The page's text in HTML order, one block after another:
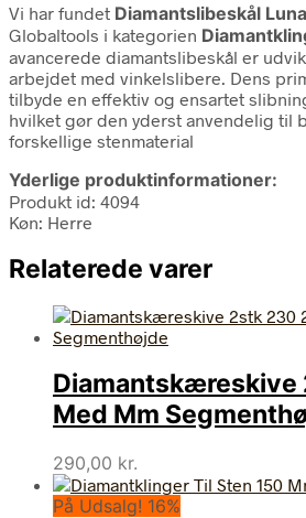
Vi har fundet Diamantslibeskål
Globaltools i kategorien
avancerede diamantslibeskål er
arbejdet med vinkelslibere. Dens
tilbyde en effektiv og ensartet
hvilket gør den yderst anvendelig til
forskellige stenmaterial
Yderlige produktinformationer:
Produkt id: 4094
Køn: Herre
Relaterede varer
Diamantskæreskive
Med Mm
290,00 kr.
På Udsalg! 16%